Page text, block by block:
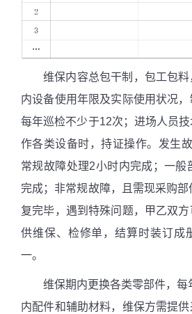
维保内容总包干制，包工包
内设备使用年限及实际使用状况，
每年巡检不少于12次；进场人员
作各类设备时，持证操作。发生故
常规故障处理2小时内完成；一般
完成；非常规故障，且需现采购部
复完毕，遇到特殊问题，甲乙双
供维保、检修单，结算时装订成
一。
维保期内更换各类零部件，每
内配件和辅助材料，维保方需提